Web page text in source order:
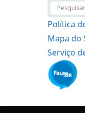
Política
Mapa do
Serviço